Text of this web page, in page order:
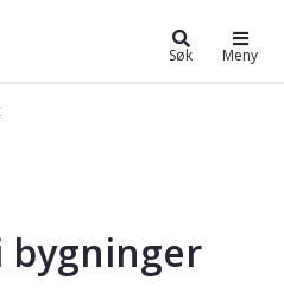
Søk Meny
i bygninger -
bygninger